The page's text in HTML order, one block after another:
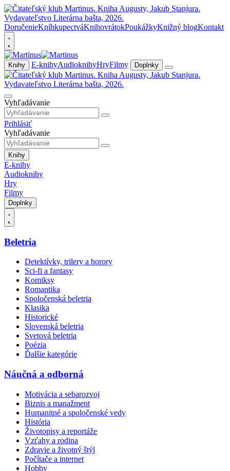
DoručenieKníhkupectváKnihovrátokPoukážkyKnižný blogKontakt
Knihy E-knihyAudioknihyHryFilmy Doplnky
Vyhľadávanie
Prihlásiť
Vyhľadávanie
Knihy
E-knihy
Audioknihy
Hry
Filmy
Doplnky
Beletria
Detektívky, trilery a horory
Sci-fi a fantasy
Komiksy
Romantika
Spoločenská beletria
Klasika
Historické
Slovenská beletria
Svetová beletria
Poézia
Ďalšie kategórie
Náučná a odborná
Motivácia a sebarozvoj
Biznis a manažment
Humanitné a spoločenské vedy
História
Životopisy a reportáže
Vzťahy a rodina
Zdravie a životný štýl
Počítače a internet
Hobby